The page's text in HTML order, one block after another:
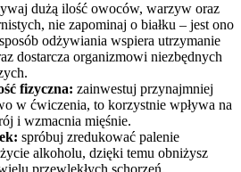
dużą ilość owoców, warzyw oraz
nie zapominaj o białku – jest ono
odżywiania wspiera utrzymanie
dostarcza organizmowi niezbędnych
fizyczna: zainwestuj przynajmniej
w ćwiczenia, to korzystnie wpływa na
i wzmacnia mięśnie.
spróbuj zredukować palenie
alkoholu, dzięki temu obniżysz